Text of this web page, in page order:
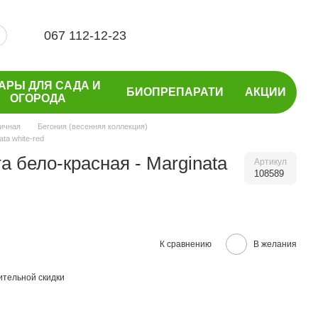
067 112-12-23
ДЛЯ САДА И
ОГОРОДА
БИОПРЕПАРАТИ АКЦИИ
Бегония (весенняя коллекция)
white-red
бело-красная - Marginata
Артикул
108589
К сравнению В желания
скидки